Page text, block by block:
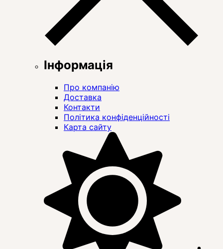
Інформація
Про компанію
Доставка
Контакти
Політика конфіденційності
Карта сайту